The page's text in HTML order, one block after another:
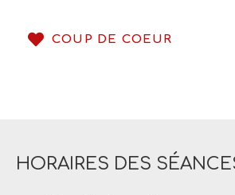
COUP DE COEUR
HORAIRES DES